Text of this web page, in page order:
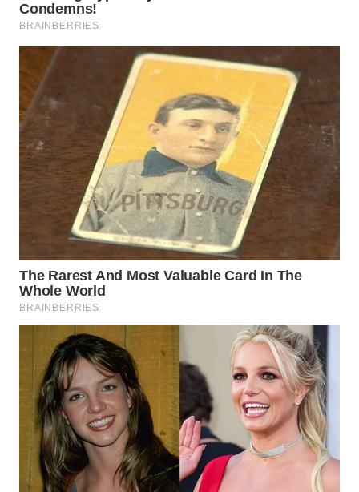
WN
MAJALENGKA
WN
SUBANG
SUKABUMI
PURWAKARTA
PRIANGAN
TIMUR
WN
SEMARANG
WN
SOLO
WN
BOROBUDUR